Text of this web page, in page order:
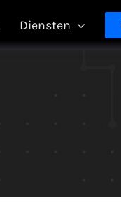
Diensten